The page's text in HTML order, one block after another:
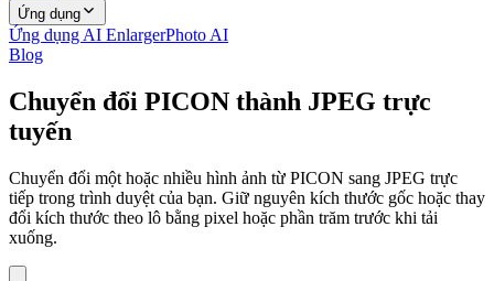
Ứng dụng
Ứng dụng AI EnlargerPhoto AI
Blog
Chuyển đổi PICON thành JPEG trực
tuyến
Chuyển đổi một hoặc nhiều hình ảnh từ PICON sang JPEG trực
tiếp trong trình duyệt của bạn. Giữ nguyên kích thước gốc hoặc thay
đổi kích thước theo lô bằng pixel hoặc phần trăm trước khi tải
xuống.